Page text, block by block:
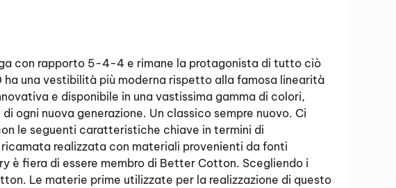
con rapporto 5-4-4 e rimane la protagonista di tutto ciò
una vestibilità più moderna rispetto alla famosa linearità
e disponibile in una vastissima gamma di colori,
ogni nuova generazione. Un classico sempre nuovo. Ci
le seguenti caratteristiche chiave in termini di
realizzata con materiali provenienti da fonti
è fiera di essere membro di Better Cotton. Scegliendo i
Le materie prime utilizzate per la realizzazione di questo